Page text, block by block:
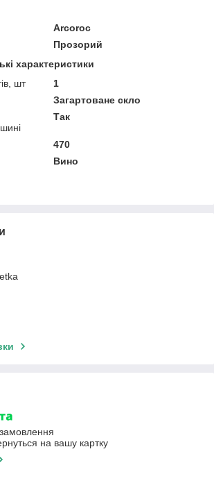
Arcoroc
Прозорий
характеристики
шт
1
Загартоване скло
Так
470
Вино
на вашу картку